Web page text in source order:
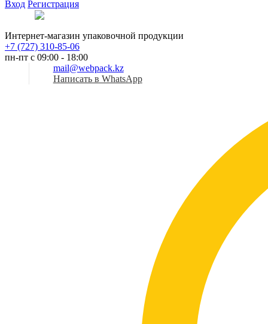
Вход Регистрация
Интернет-магазин упаковочной продукции
+7 (727) 310-85-06
пн-пт с 09:00 - 18:00
mail@webpack.kz
Написать в WhatsApp